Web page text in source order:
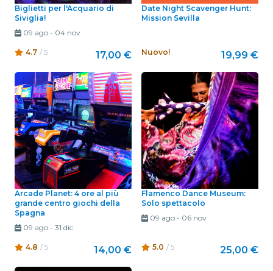
Biglietti per l'Acquario di
Siviglia!
09 ago- 04 nov
4.7 / 5 17,00 €
Date Night Scavenger Hunt:
Mission Sevilla
Nuovo! 19,99 €
Arcade Planet: 4 ore al più
grande centro giochi della
Spagna
09 ago- 31 dic
4.8 / 5 14,00 €
Flamenco Dance Museum:
Solo spettacolo
09 ago- 06 nov
5.0 / 5 25,00 €